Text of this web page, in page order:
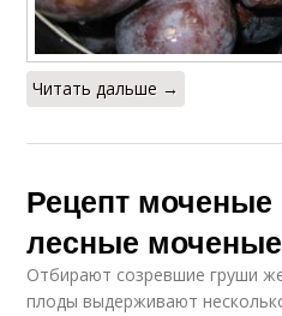
Читать дальше →
Рецепт
лесные моченые
Отбирают созревшие груши
плоды выдерживают